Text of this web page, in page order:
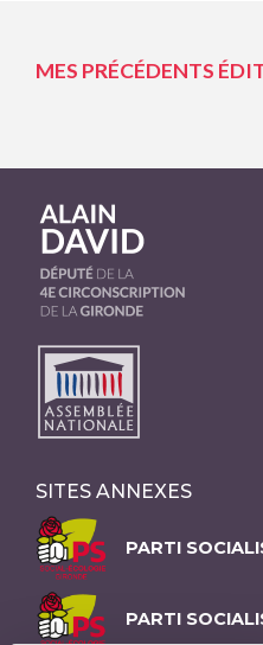
MES PRÉCÉDENTS
SITES ANNEXES
PARTI
PARTI